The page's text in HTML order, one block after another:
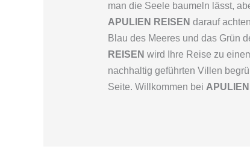
man die Seele baumeln lässt,
APULIEN REISEN darauf
Blau des Meeres und das Grün
REISEN wird Ihre Reise zu
nachhaltig geführten Villen
Seite. Willkommen bei